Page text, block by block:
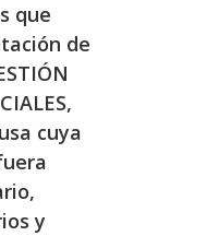
que
de
cuya
y